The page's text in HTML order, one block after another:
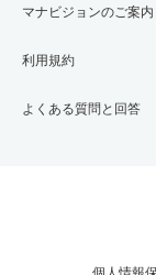
マナビジョンのご案内
利用規約
よくある質問と回答